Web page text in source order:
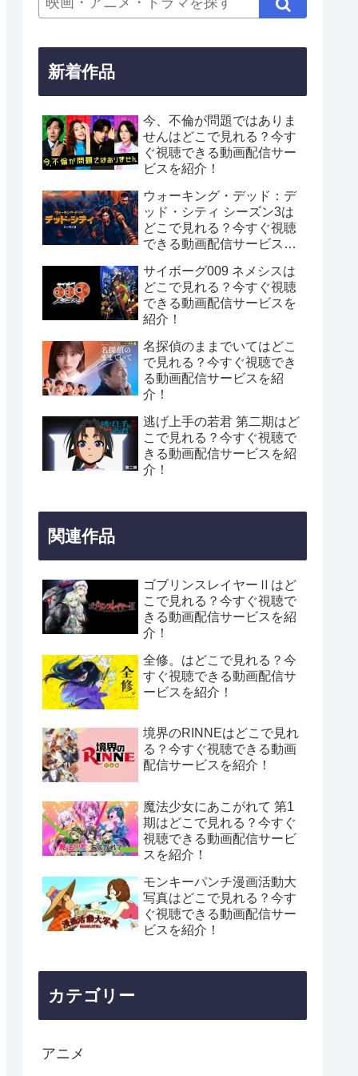
新着作品
今、不倫が問題ではありま
せんはどこで見れる？今す
ぐ視聴できる動画配信サー
ビスを紹介！
ウォーキング・デッド：デ
ッド・シティ シーズン3は
どこで見れる？今すぐ視聴
できる動画配信サービスを
サイボーグ009 ネメシスは
どこで見れる？今すぐ視聴
できる動画配信サービスを
紹介！
名探偵のままでいてはどこ
で見れる？今すぐ視聴でき
る動画配信サービスを紹
介！
逃げ上手の若君 第二期はど
こで見れる？今すぐ視聴で
きる動画配信サービスを紹
介！
関連作品
ゴブリンスレイヤーⅡはど
こで見れる？今すぐ視聴で
きる動画配信サービスを紹
介！
全修。はどこで見れる？今
すぐ視聴できる動画配信サ
ービスを紹介！
境界のRINNEはどこで見れ
る？今すぐ視聴できる動画
配信サービスを紹介！
魔法少女にあこがれて 第1
期はどこで見れる？今すぐ
視聴できる動画配信サービ
スを紹介！
モンキーパンチ漫画活動大
写真はどこで見れる？今す
ぐ視聴できる動画配信サー
ビスを紹介！
カテゴリー
アニメ